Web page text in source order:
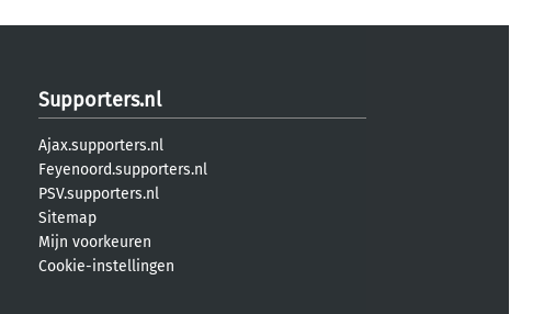
Supporters.nl
Ajax.supporters.nl
Feyenoord.supporters.nl
PSV.supporters.nl
Sitemap
Mijn voorkeuren
Cookie-instellingen